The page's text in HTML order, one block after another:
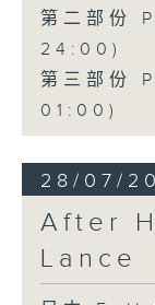
第二部份
24:00)
第三部份
01:00)
28/07/
After
Lance